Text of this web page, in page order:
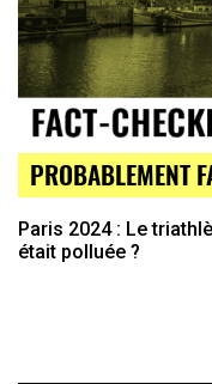
PROBABLEMENT
Paris 2024 : Le
était polluée ?